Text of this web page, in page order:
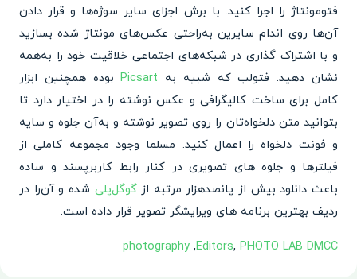
فتومونتاژ را اجرا کنید. با برش اجزای سایر سوژه‌ها و قرار دادن
آن‌ها روی اندام سایرین به‌راحتی عکس‌های مونتاژ شده بسازید
و با اشتراک گذاری در شبکه‌های اجتماعی خلاقیت خود را به‌همه
نشان دهید. فتولب که شبیه به Picsartبوده همچنین ابزار
کامل برای ساخت کالیگرافی و عکس نوشته را در اختیار دارد تا
بتوانید متن دلخواه‌تان را روی تصویر نوشته و به‌آن جلوه و سایه
و فونت دلخواه را اعمال کنید. مسلما وجود مجموعه کاملی از
فیلترها و جلوه های تصویری در کنار رابط کاربرپسند و ساده
باعث دانلود بیش از پانصدهزار مرتبه ازگوگل‌پلی شده و آن‌را در
ردیف بهترین برنامه های ویرایشگر تصویر قرار داده است.
Editors, PHOTO LAB DMCC‏
,
photography